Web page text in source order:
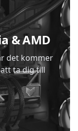
& AMD
det kommer
ta dig till